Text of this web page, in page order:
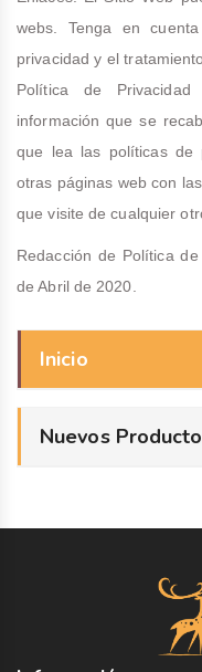
webs. Tenga en
privacidad y el
Política de
información que se
que lea las políticas de
otras páginas web con
que visite de cualquier
Redacción de Política
de Abril de 2020.
Inicio
Nuevos